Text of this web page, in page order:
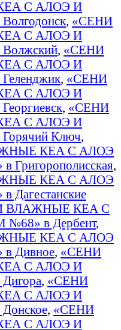
С АЛОЭ И
, «СЕНИ
С АЛОЭ И
, «СЕНИ
С АЛОЭ И
, «СЕНИ
С АЛОЭ И
, «СЕНИ
С АЛОЭ И
Ключ,
КЕА С АЛОЭ
,
КЕА С АЛОЭ
ВЛАЖНЫЕ КЕА С
в Дербент,
КЕА С АЛОЭ
Дивное, «СЕНИ
С АЛОЭ И
, «СЕНИ
С АЛОЭ И
, «СЕНИ
С АЛОЭ И